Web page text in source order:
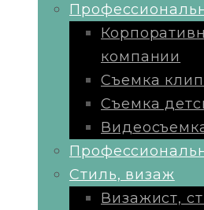
компании
Съемка
Съемка
Стиль, визаж
Визажист,